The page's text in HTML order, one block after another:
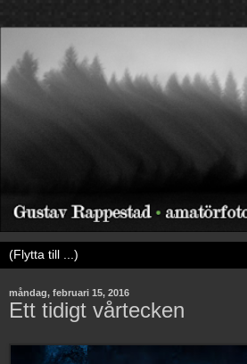
måndag, februari 15, 2016
Ett tidigt vårtecken